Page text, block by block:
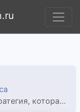
приносит заявки